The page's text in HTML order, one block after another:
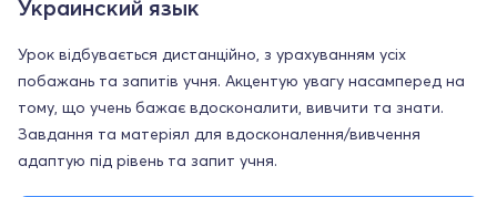
Украинский язык
Урок відбувається дистанційно, з урахуванням усіх
побажань та запитів учня. Акцентую увагу насамперед на
тому, що учень бажає вдосконалити, вивчити та знати.
Завдання та матеріял для вдосконалення/вивчення
адаптую під рівень та запит учня.